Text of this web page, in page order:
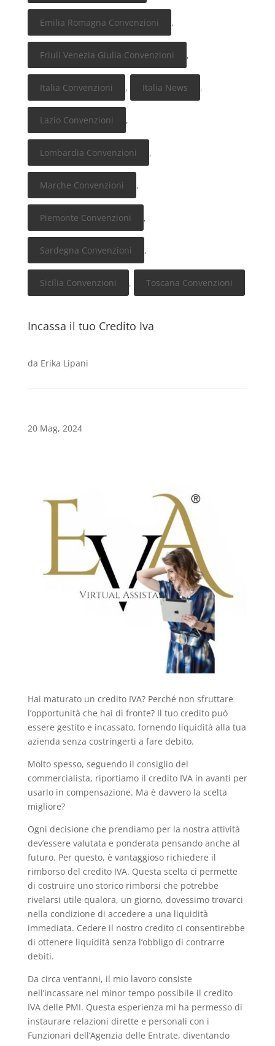
Emilia Romagna Convenzioni ,
Friuli Venezia Giulia Convenzioni ,
Italia Convenzioni , Italia News ,
Lazio Convenzioni ,
Lombardia Convenzioni ,
Marche Convenzioni ,
Piemonte Convenzioni ,
Sardegna Convenzioni ,
Sicilia Convenzioni , Toscana Convenzioni
Incassa il tuo Credito Iva
da Erika Lipani
20 Mag, 2024
Hai maturato un credito IVA? Perché non sfruttare
l’opportunità che hai di fronte? Il tuo credito può
essere gestito e incassato, fornendo liquidità alla tua
azienda senza costringerti a fare debito.
Molto spesso, seguendo il consiglio del
commercialista, riportiamo il credito IVA in avanti per
usarlo in compensazione. Ma è davvero la scelta
migliore?
Ogni decisione che prendiamo per la nostra attività
dev’essere valutata e ponderata pensando anche al
futuro. Per questo, è vantaggioso richiedere il
rimborso del credito IVA. Questa scelta ci permette
di costruire uno storico rimborsi che potrebbe
rivelarsi utile qualora, un giorno, dovessimo trovarci
nella condizione di accedere a una liquidità
immediata. Cedere il nostro credito ci consentirebbe
di ottenere liquidità senza l’obbligo di contrarre
debiti.
Da circa vent’anni, il mio lavoro consiste
nell’incassare nel minor tempo possibile il credito
IVA delle PMI. Questa esperienza mi ha permesso di
instaurare relazioni dirette e personali con i
Funzionari dell’Agenzia delle Entrate, diventando